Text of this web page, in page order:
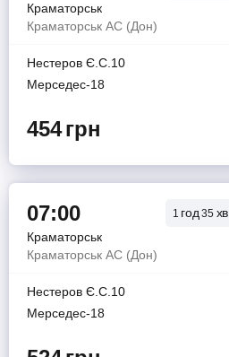
Краматорськ
Краматорськ АС (Дон)
Нестеров Є.С.10
Мерседес-18
454грн
07:00 1 год35 хв
Краматорськ
Краматорськ АС (Дон)
Нестеров Є.С.10
Мерседес-18